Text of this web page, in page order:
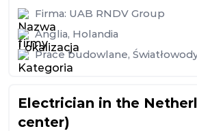
Firma: UAB RNDV Group
Anglia, Holandia
Prace budowlane,
Electrician in the
center)